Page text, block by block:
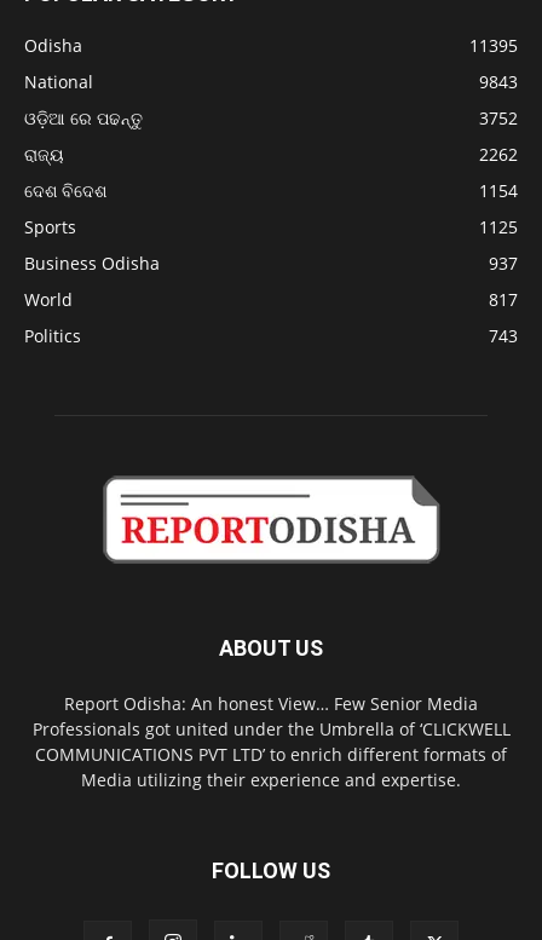
Odisha
11395
National
9843
ଓଡ଼ିଆ ରେ ପଢନ୍ତୁ
3752
ରାଜ୍ୟ
2262
ଦେଶ ବିଦେଶ
1154
Sports
1125
Business Odisha
937
World
817
Politics
743
ABOUT US
Report Odisha: An honest View… Few Senior Media
Professionals got united under the Umbrella of ‘CLICKWELL
COMMUNICATIONS PVT LTD’ to enrich different formats of
Media utilizing their experience and expertise.
FOLLOW US